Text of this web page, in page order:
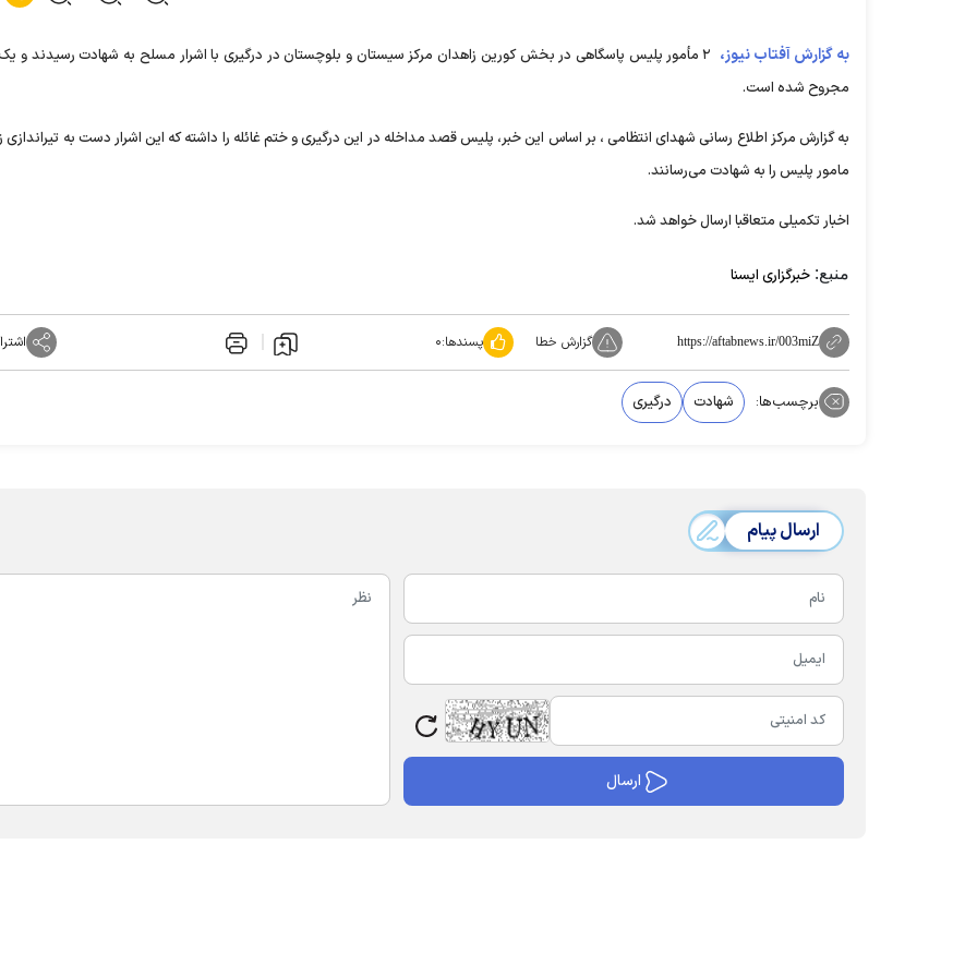
به گزارش آفتاب نیوز،
۲ مأمور پلیس پاسگاهی در بخش کورین زاهدان مرکز سیستان و بلوچستان در درگیری با اشرار مسلح به شهادت رسیدند و یک
مجروح شده است.
به گزارش مرکز اطلاع رسانی شهدای انتظامی ، بر اساس این خبر، پلیس قصد مداخله در این درگیری و ختم غائله را داشته که این اشرار دست به تیراندازی
مامور پلیس را به شهادت می‌رسانند.
اخبار تکمیلی متعاقبا ارسال خواهد شد.
منبع: خبرگزاری ایسنا
https://aftabnews.ir/003miZ گزارش خطا پسندها:۰
برچسب‌ها: شهادت درگیری
ارسال پیام